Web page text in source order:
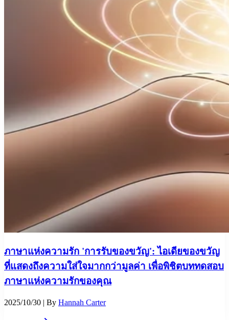
ภาษาแห่งความรัก 'การรับของขวัญ': ไอเดียของขวัญ
ที่แสดงถึงความใส่ใจมากกว่ามูลค่า เพื่อพิชิตบททดสอบ
ภาษาแห่งความรักของคุณ
2025/10/30 | By Hannah Carter